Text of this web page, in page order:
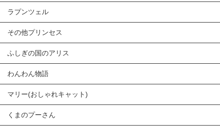
ラプンツェル
その他プリンセス
ふしぎの国のアリス
わんわん物語
マリー(おしゃれキャット)
くまのプーさん